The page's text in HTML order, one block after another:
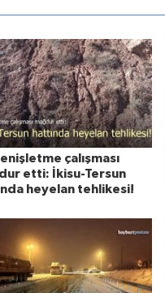
çalışması
etti: İkisu-Tersun
heyelan tehlikesi!